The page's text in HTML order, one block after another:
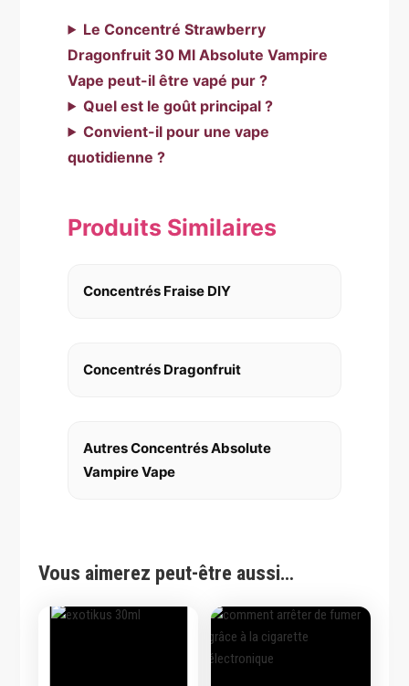
Le Concentré Strawberry
Dragonfruit 30 Ml Absolute Vampire
Vape peut-il être vapé pur ?
Quel est le goût principal ?
Convient-il pour une vape
quotidienne ?
Produits Similaires
Concentrés Fraise DIY
Concentrés Dragonfruit
Autres Concentrés Absolute
Vampire Vape
Vous aimerez peut-être aussi…